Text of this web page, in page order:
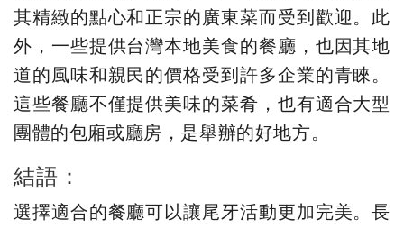
其精緻的點心和正宗的廣東菜而受到歡迎。此
外，一些提供台灣本地美食的餐廳，也因其地
道的風味和親民的價格受到許多企業的青睞。
這些餐廳不僅提供美味的菜肴，也有適合大型
團體的包廂或廳房，是舉辦的好地方。
結語：
選擇適合的餐廳可以讓尾牙活動更加完美。長